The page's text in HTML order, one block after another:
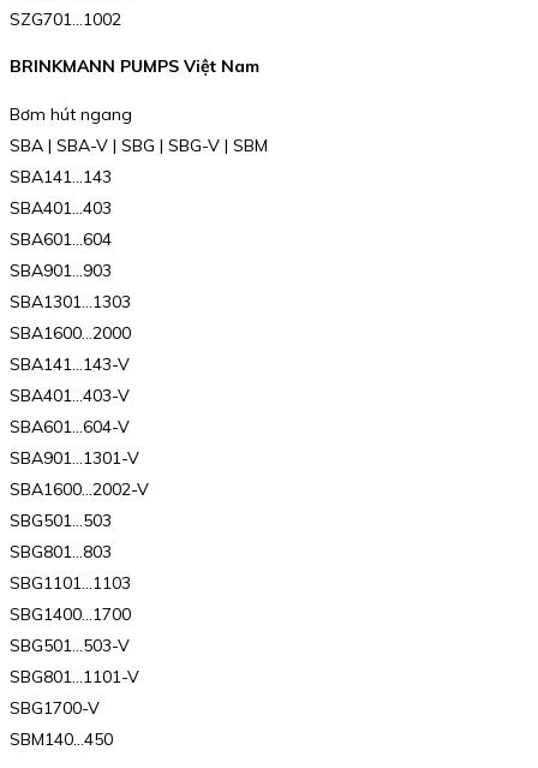
SZG701…1002
BRINKMANN PUMPS Việt Nam
Bơm hút ngang
SBA | SBA-V | SBG | SBG-V | SBM
SBA141…143
SBA401…403
SBA601…604
SBA901…903
SBA1301…1303
SBA1600…2000
SBA141…143-V
SBA401…403-V
SBA601…604-V
SBA901…1301-V
SBA1600…2002-V
SBG501…503
SBG801…803
SBG1101…1103
SBG1400…1700
SBG501…503-V
SBG801…1101-V
SBG1700-V
SBM140…450